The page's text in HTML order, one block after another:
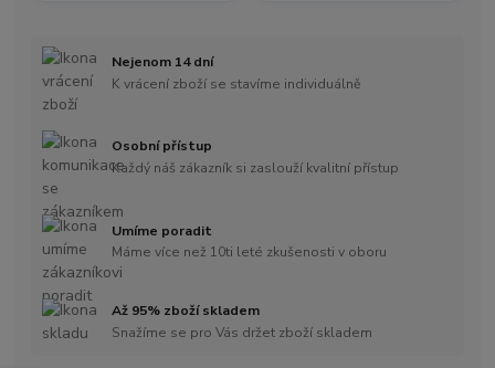
Nejenom 14 dní
K vrácení zboží se stavíme individuálně
Osobní přístup
Každý náš zákazník si zaslouží kvalitní přístup
Umíme poradit
Máme více než 10ti leté zkušenosti v oboru
Až 95% zboží skladem
Snažíme se pro Vás držet zboží skladem